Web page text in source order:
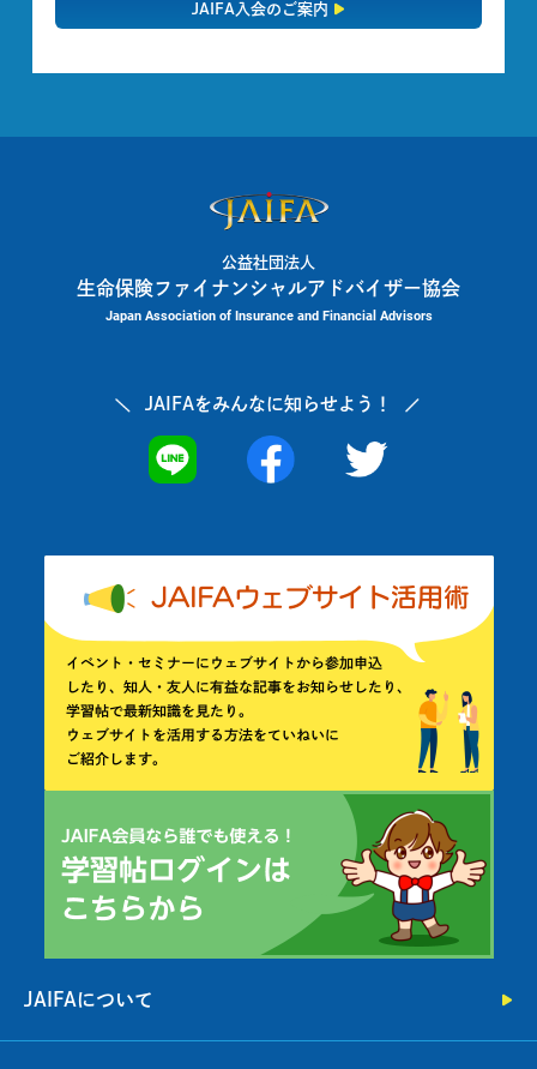
JAIFA入会のご案内
公益社団法人
生命保険ファイナンシャルアドバイザー協会
Japan Association of Insurance and Financial Advisors
JAIFAをみんなに知らせよう！
JAIFAについて